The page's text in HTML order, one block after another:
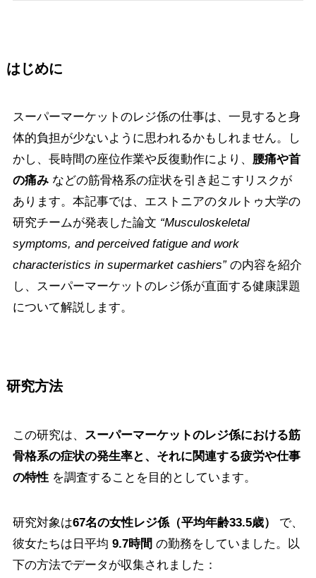
はじめに
スーパーマーケットのレジ係の仕事は、一見すると身
体的負担が少ないように思われるかもしれません。し
かし、長時間の座位作業や反復動作により、 腰痛や首
の痛みなどの筋骨格系の症状を引き起こすリスクが
あります。本記事では、エストニアのタルトゥ大学の
研究チームが発表した論文 “Musculoskeletal
symptoms, and perceived fatigue and work
characteristics in supermarket cashiers”の内容を紹介
し、スーパーマーケットのレジ係が直面する健康課題
について解説します。
研究方法
この研究は、 スーパーマーケットのレジ係における筋
骨格系の症状の発生率と、それに関連する疲労や仕事
の特性を調査することを目的としています。
研究対象は67名の女性レジ係（平均年齢33.5歳）
で、
彼女たちは日平均 9.7時間 の勤務をしていました。以
下の方法でデータが収集されました：